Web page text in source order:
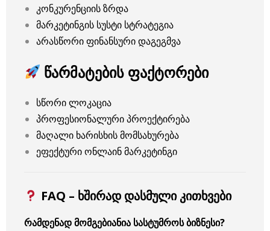
კონკურენციის ზრდა
მარკეტინგის სუსტი სტრატეგია
არასწორი ფინანსური დაგეგმვა
წარმატების ფაქტორები
სწორი ლოკაცია
პროფესიონალური პროექტირება
მაღალი ხარისხის მომსახურება
ეფექტური ონლაინ მარკეტინგი
FAQ – ხშირად დასმული კითხვები
რამდენად მომგებიანია სასტუმროს ბიზნესი?